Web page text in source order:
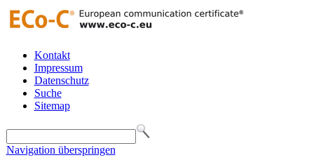
Kontakt
Impressum
Datenschutz
Suche
Sitemap
Navigation überspringen